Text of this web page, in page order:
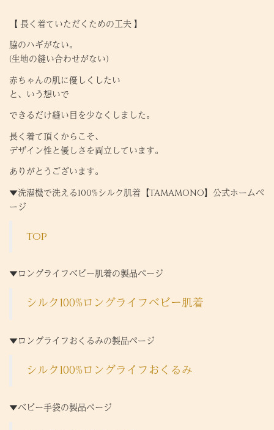
【 長く着ていただくための工夫 】
脇のハギがない。
(生地の縫い合わせがない)
赤ちゃんの肌に優しくしたい
と、いう想いで
できるだけ縫い目を少なくしました。
長く着て頂くからこそ、
デザイン性と優しさを両立しています。
ありがとうございます。
▼洗濯機で洗える100%シルク肌着【TAMAMONO】公式ホームペ
ージ
top
▼ロングライフベビー肌着の製品ページ
シルク100%ロングライフベビー肌着
▼ロングライフおくるみの製品ページ
シルク100%ロングライフおくるみ
▼ベビー手袋の製品ページ